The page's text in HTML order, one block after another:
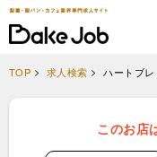
TOP 求人検索 ハートブ
このお店